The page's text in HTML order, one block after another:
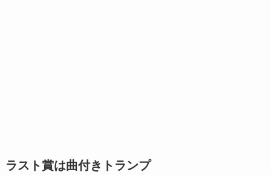
ラスト賞は曲付きトランプ